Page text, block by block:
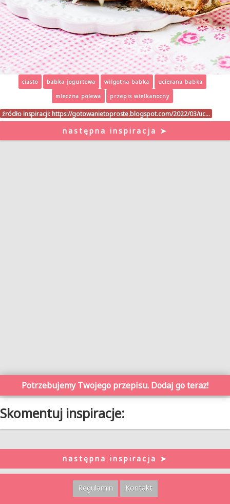
ciasto babka jogurtowa wilgotna babka
ucierana babka
mleczna polewa
przepis wielkanocny
źródło inspiracji: https://gotowanietoproste.blogspot.com/2022/03/uc…
następna inspiracja ➤
Potrzebujemy Twojego przepisu. Dodaj go teraz!
Skomentuj inspiracje:
następna inspiracja ➤
Regulamin Kontakt